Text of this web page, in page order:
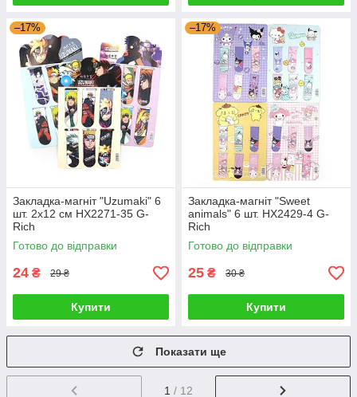
–17%
Закладка-магніт "Uzumaki" 6
шт. 2x12 см HX2271-35 G-
Rich
Готово до відправки
24 ₴ 29 ₴
Купити
–17%
Закладка-магніт "Sweet
animals" 6 шт. HX2429-4 G-
Rich
Готово до відправки
25 ₴ 30 ₴
Купити
Показати ще
1 / 12